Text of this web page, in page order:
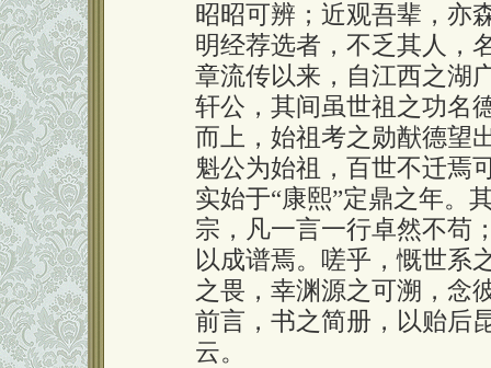
昭昭可辨；近观吾辈，亦
明经荐选者，不乏其人，
章流传以来，自江西之湖
轩公，其间虽世祖之功名
而上，始祖考之勋猷德望
魁公为始祖，百世不迁焉
实始于“康熙”定鼎之年。
宗，凡一言一行卓然不苟
以成谱焉。嗟乎，慨世系
之畏，幸渊源之可溯，念
前言，书之简册，以贻后
云。